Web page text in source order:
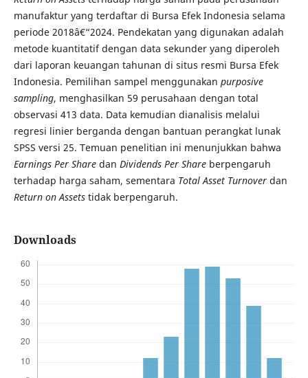
manufaktur yang terdaftar di Bursa Efek Indonesia selama
periode 2018â€“2024. Pendekatan yang digunakan adalah
metode kuantitatif dengan data sekunder yang diperoleh
dari laporan keuangan tahunan di situs resmi Bursa Efek
Indonesia. Pemilihan sampel menggunakan purposive
sampling, menghasilkan 59 perusahaan dengan total
observasi 413 data. Data kemudian dianalisis melalui
regresi linier berganda dengan bantuan perangkat lunak
SPSS versi 25. Temuan penelitian ini menunjukkan bahwa
Earnings Per Sharedan Dividends Per Shareberpengaruh
terhadap harga saham, sementara Total Asset Turnoverdan
Return on Assetstidak berpengaruh.
Downloads